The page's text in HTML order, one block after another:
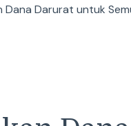
Dana Darurat untuk